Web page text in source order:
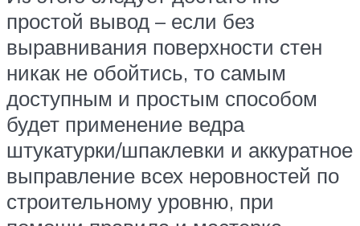
простой вывод – если без
выравнивания поверхности стен
никак не обойтись, то самым
доступным и простым способом
будет применение ведра
штукатурки/шпаклевки и аккуратное
выправление всех неровностей по
строительному уровню, при